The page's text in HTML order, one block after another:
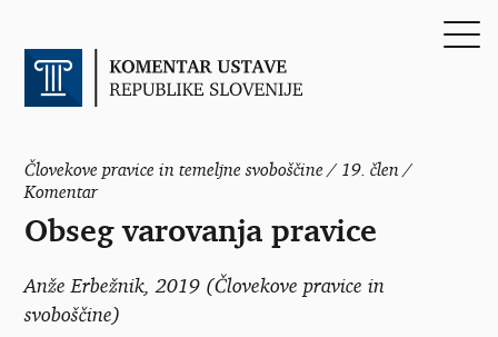
Človekove pravice in temeljne svoboščine / 19. člen /
Komentar
Obseg varovanja pravice
Anže Erbežnik , 2019 (Človekove pravice in
svoboščine)